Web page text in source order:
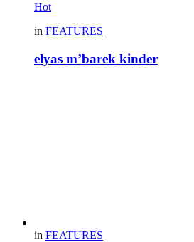
Hot
in FEATURES
elyas m’barek kinder
in FEATURES